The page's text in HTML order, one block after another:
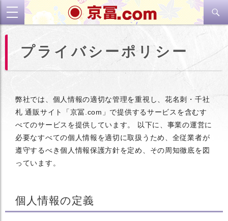
toggle
navigation
検
索
ン
プライバシーポリシー
弊社では、個人情報の適切な管理を重視し、花名刺・千社
札 通販サイト「京冨.com」で提供するサービスを含むす
べてのサービスを提供しています。 以下に、事業の運営に
必要なすべての個人情報を適切に取扱うため、全従業者が
遵守するべき個人情報保護方針を定め、その周知徹底を図
っています。
個人情報の定義